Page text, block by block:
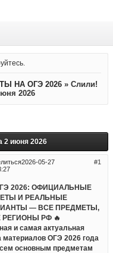
НА ОГЭ 2026 » Слили!
2026
2 июня 2026
1
2026-05-27
2026: ОФИЦИАЛЬНЫЕ
И РЕАЛЬНЫЕ
— ВСЕ ПРЕДМЕТЫ,
РЕГИОНЫ РФ 🔥
и самая актуальная
материалов ОГЭ 2026 года
основным предметам